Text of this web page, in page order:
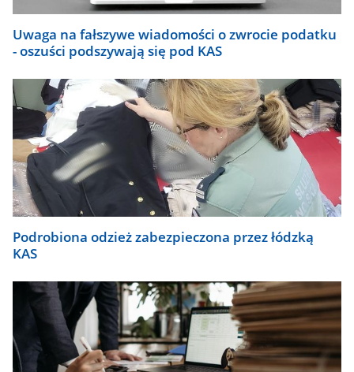
Uwaga na fałszywe wiadomości o zwrocie podatku
- oszuści podszywają się pod KAS
Podrobiona odzież zabezpieczona przez łódzką
KAS